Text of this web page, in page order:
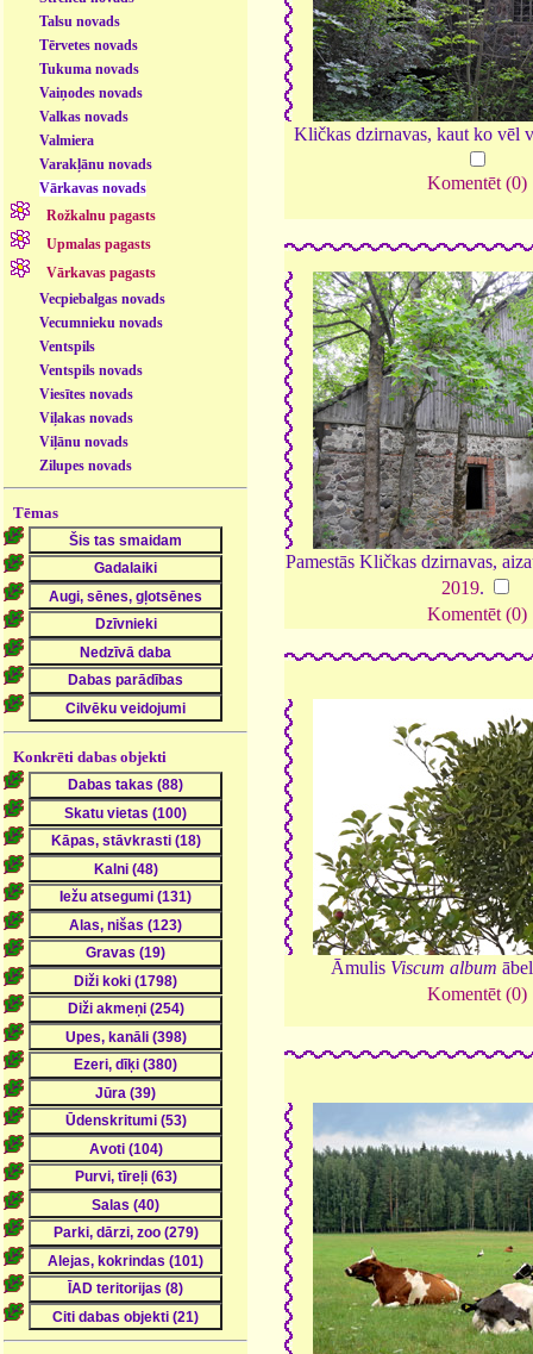
Talsu novads
Tērvetes novads
Tukuma novads
Vaiņodes novads
Valkas novads
Valmiera
Varakļānu novads
Vārkavas novads
Rožkalnu pagasts
Upmalas pagasts
Vārkavas pagasts
Vecpiebalgas novads
Vecumnieku novads
Ventspils
Ventspils novads
Viesītes novads
Viļakas novads
Viļānu novads
Zilupes novads
Tēmas
Konkrēti dabas objekti
Kličkas dzirnavas, kaut ko vēl
Komentēt (0)
Pamestās Kličkas dzirnavas,
2019.
Komentēt (0)
Āmulis Viscum album
Komentēt (0)